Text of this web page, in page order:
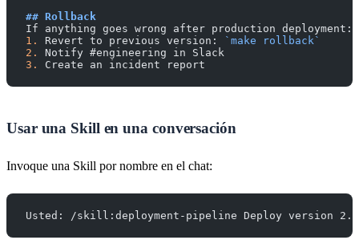
## Rollback
If anything goes wrong after production deployment:
1.
Revert to previous version:
`make rollback`
2.
Notify #engineering in Slack
3.
Create an incident report
Usar una Skill en una conversación
Invoque una Skill por nombre en el chat:
Usted: /skill:deployment-pipeline Deploy version